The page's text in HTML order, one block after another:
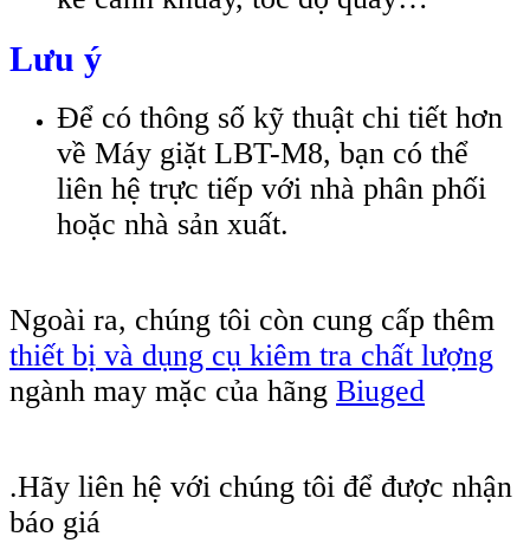
Lưu ý
Để có thông số kỹ thuật chi tiết hơn
về Máy giặt LBT-M8, bạn có thể
liên hệ trực tiếp với nhà phân phối
hoặc nhà sản xuất.
Ngoài ra, chúng tôi còn cung cấp thêm
thiết bị và dụng cụ kiêm tra chất lượng
ngành may mặc của hãng Biuged
.Hãy liên hệ với chúng tôi để được nhận
báo giá